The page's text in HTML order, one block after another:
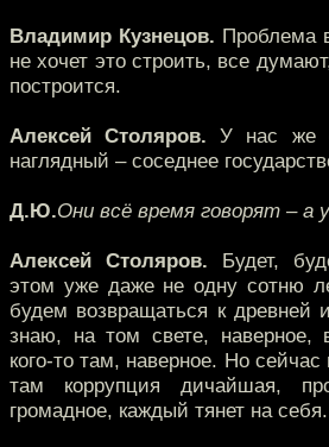
Владимир Кузнецов. Проблема
не хочет это строить, все
построится.
Алексей Столяров. У нас же
наглядный – соседнее
Д.Ю.Они всё время говорят – а
Алексей Столяров. Будет,
этом уже даже не одну сотню
будем возвращаться к древней
знаю, на том свете, наверное,
кого-то там, наверное. Но
там коррупция дичайшая,
громадное, каждый тянет на себя.